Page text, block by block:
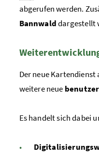
abgerufen werden.
Bannwalddargestellt
Der neue
weitere neue
Es handelt sich dabei